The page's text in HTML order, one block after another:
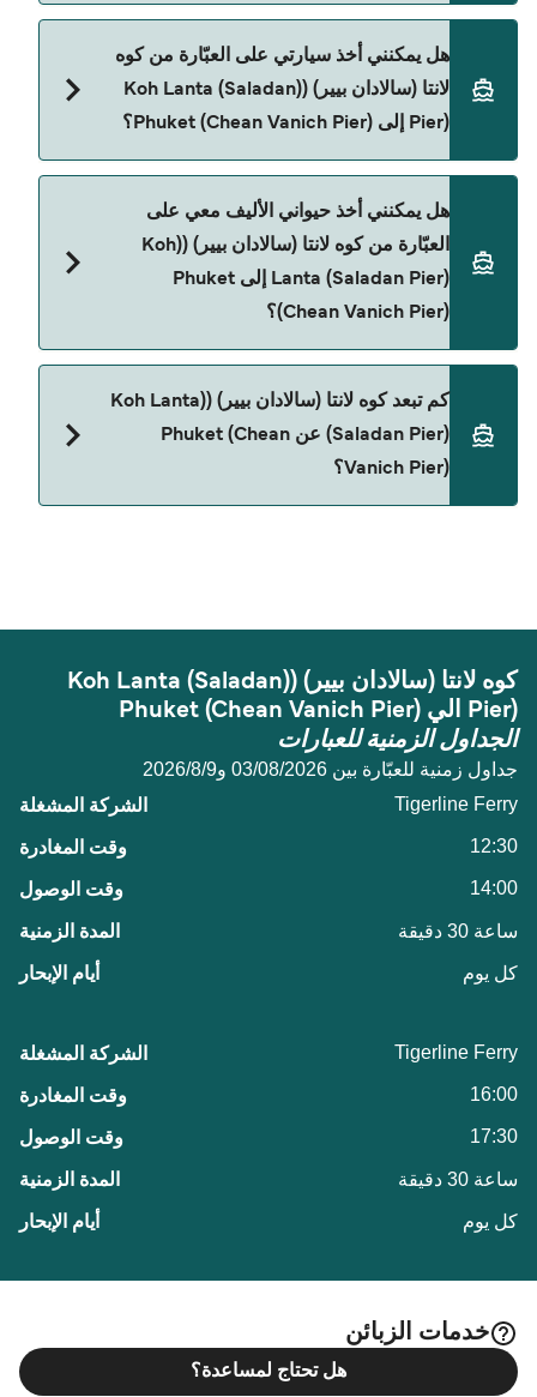
نعم، يمكنك السفر كراكب بدون سيارة من كوه لانتا
(سالادان بيير) ((Koh Lanta (Saladan Pier) إلى Phuket
(Chean Vanich Pier) مع:
هل يمكنني أخذ سيارتي على العبّارة من كوه
لانتا (سالادان بيير) ((Koh Lanta (Saladan
Pier) إلى Phuket (Chean Vanich Pier)؟
حالياً لا يُسمح للسيارات بالركوب على العبّارة من كوه لانتا
(Chean Vanich Pier).
هل يمكنني أخذ حيواني الأليف معي على
العبّارة من كوه لانتا (سالادان بيير) ((Koh
Lanta (Saladan Pier) إلى Phuket
(Chean Vanich Pier)؟
Phuket (Chean Vanich Pier).
كم تبعد كوه لانتا (سالادان بيير) ((Koh Lanta
(Saladan Pier) عن Phuket (Chean
Vanich Pier)؟
كوه لانتا (سالادان بيير) ((Koh Lanta (Saladan
Pier) الي Phuket (Chean Vanich Pier)
الجداول الزمنية للعبارات
جداول زمنية للعبّارة بين 03/08/2026 و9‏/8‏/2026
Tigerline Ferry
12:30
14:00
ساعة 30 دقيقة
كل يوم
Tigerline Ferry
16:00
17:30
ساعة 30 دقيقة
كل يوم
خدمات الزبائن
هل تحتاج لمساعدة؟